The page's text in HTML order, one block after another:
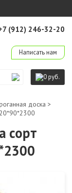
(912) 246-32-20
Написать нам
0 руб.
доска >
сорт